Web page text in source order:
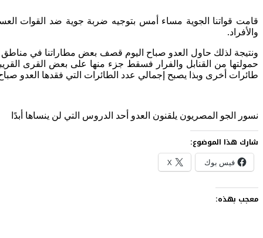
قامت قواتنا الجوية مساء أمس بتوجيه ضربة جوية ضد القوات
والأفراد.
طائرات أخرى وبذا يصبح إجمالي عدد الطائرات التي فقدها العدو صباح اليوم على
نسور الجو المصريون يلقنون العدو أحد الدروس التي لن ينساها أبدًا
شارك هذا الموضوع:
فيس بوك X
معجب بهذه: